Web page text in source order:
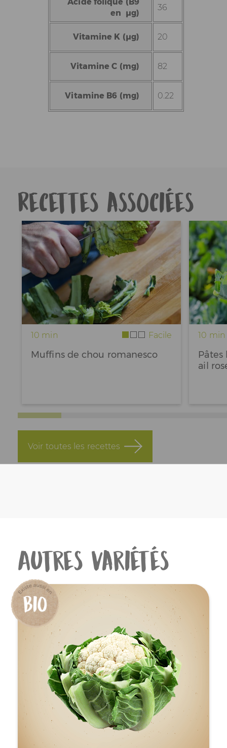
Acide folique (B9
en µg)
36
Vitamine K (µg) 20
Vitamine C (mg) 82
Vitamine B6 (mg) 0.22
Recettes associées
10 min Facile
Muffins de chou romanesco
10 min
ail
Voir toutes les recettes
Autres variétés